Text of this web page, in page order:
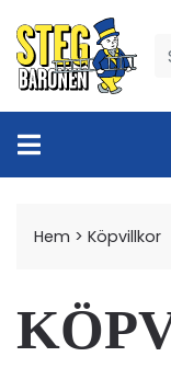
Hem > Köpvillkor